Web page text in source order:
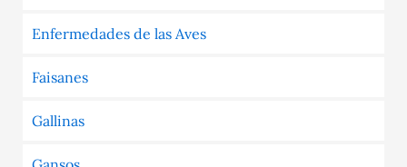
Enfermedades de las Aves
Faisanes
Gallinas